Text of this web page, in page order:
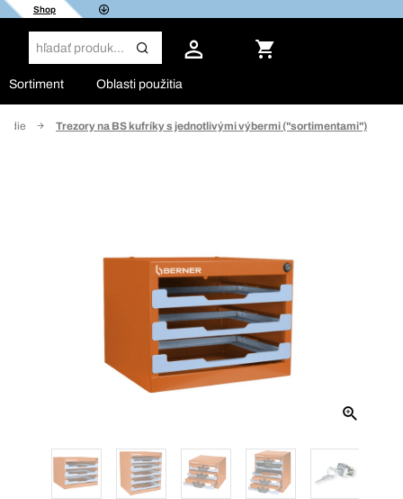
Shop
Sortiment Oblasti použitia
Trezory na BS kufríky s jednotlivými výbermi ("sortimentami")